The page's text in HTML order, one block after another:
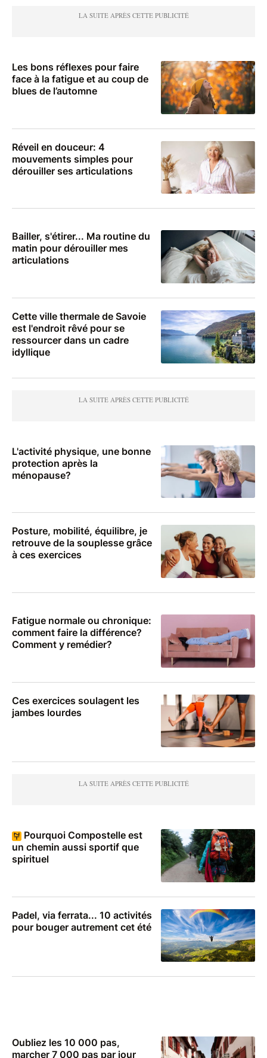
Les bons réflexes pour faire
face à la fatigue et au coup de
blues de l’automne
Réveil en douceur: 4
mouvements simples pour
dérouiller ses articulations
Bailler, s'étirer... Ma routine du
matin pour dérouiller mes
articulations
Cette ville thermale de Savoie
est l'endroit rêvé pour se
ressourcer dans un cadre
idyllique
L'activité physique, une bonne
protection après la
ménopause?
Posture, mobilité, équilibre, je
retrouve de la souplesse grâce
à ces exercices
Fatigue normale ou chronique:
comment faire la différence?
Comment y remédier?
Ces exercices soulagent les
jambes lourdes
Pourquoi Compostelle est
un chemin aussi sportif que
spirituel
Padel, via ferrata... 10 activités
pour bouger autrement cet été
Oubliez les 10 000 pas,
marcher 7 000 pas par jour